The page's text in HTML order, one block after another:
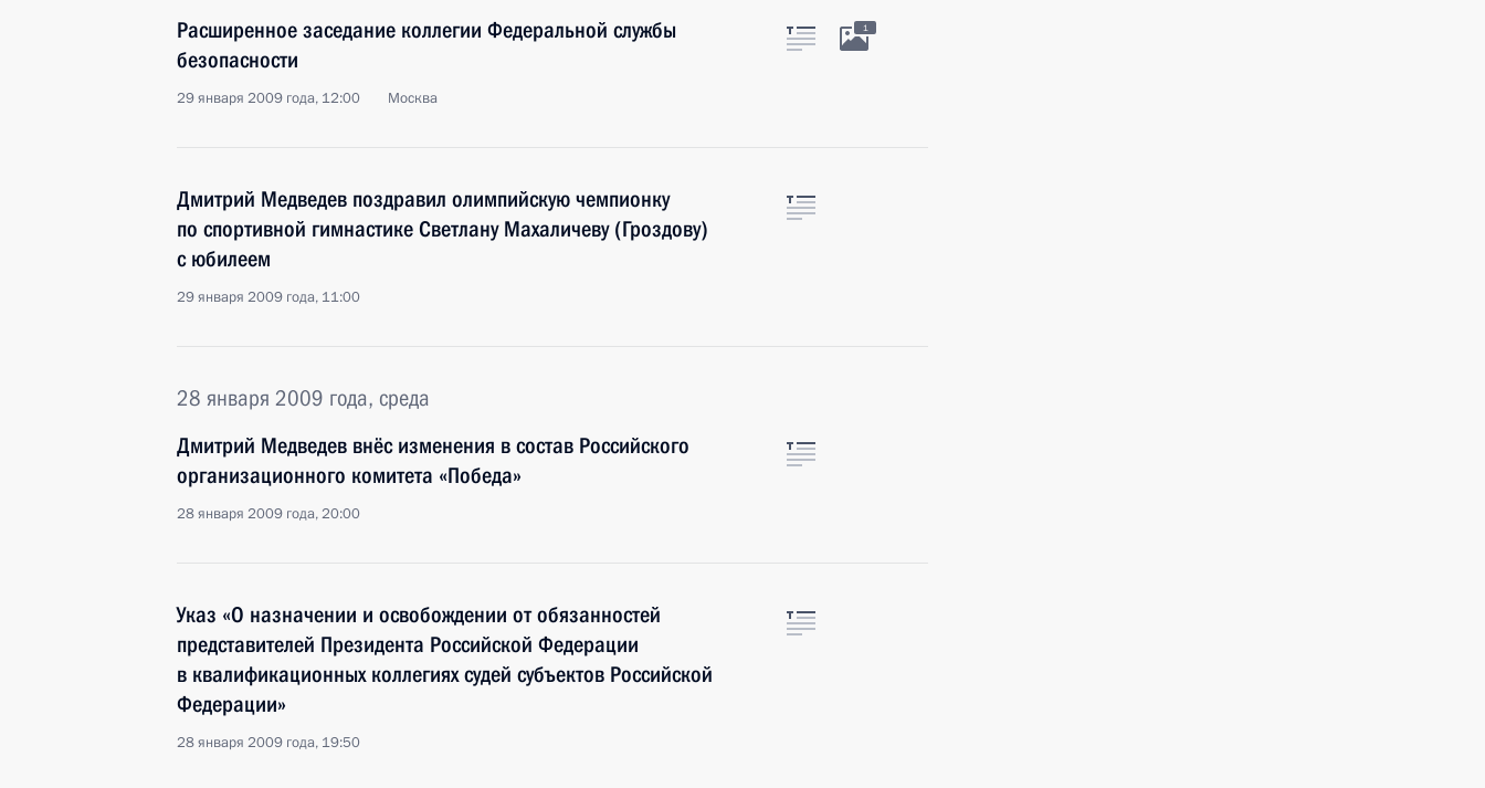
Расширенное заседание коллегии Федеральной службы
безопасности
29 января 2009 года, 12:00 Москва
1
Дмитрий Медведев поздравил олимпийскую чемпионку
по спортивной гимнастике Светлану Махаличеву (Гроздову)
с юбилеем
29 января 2009 года, 11:00
28 января 2009 года, среда
Дмитрий Медведев внёс изменения в состав Российского
организационного комитета «Победа»
28 января 2009 года, 20:00
Указ «О назначении и освобождении от обязанностей
представителей Президента Российской Федерации
в квалификационных коллегиях судей субъектов Российской
Федерации»
28 января 2009 года, 19:50